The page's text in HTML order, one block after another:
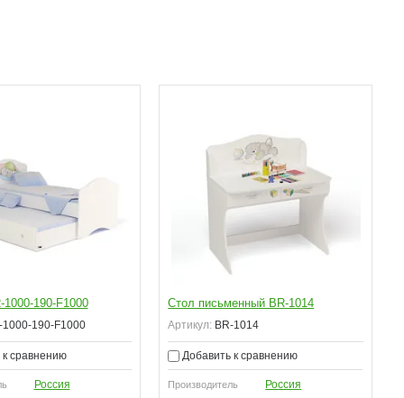
1000-190-F1000
190-F1000
сравнению
Россия
Стол письменный BR-1014
Артикул: BR-1014
Добавить к сравнению
Производитель Россия